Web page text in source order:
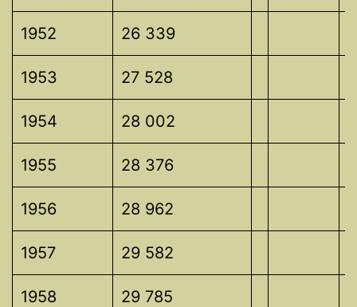
1952 26 339
1953 27 528
1954 28 002
1955 28 376
1956 28 962
1957 29 582
1958 29 785